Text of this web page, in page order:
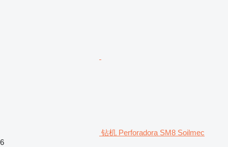
钻机 Perforadora SM8 Soilmec
6